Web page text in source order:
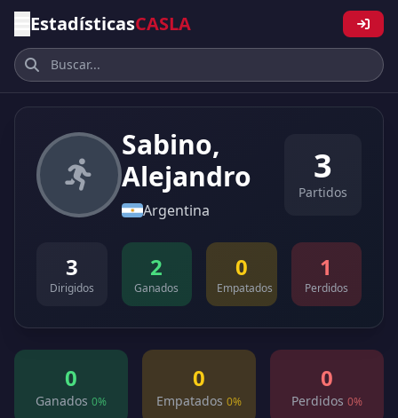
EstadísticasCASLA
Sabino,
Alejandro
Argentina
3
Partidos
3
Dirigidos
2
Ganados
0
Empatados
1
Perdidos
0
Ganados 0%
0
Empatados 0%
0
Perdidos 0%